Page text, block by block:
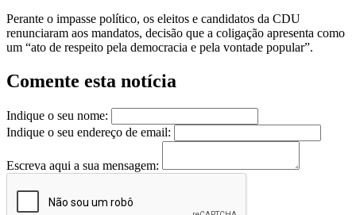
Perante o impasse político, os eleitos e candidatos da CDU
renunciaram aos mandatos, decisão que a coligação apresenta como
um “ato de respeito pela democracia e pela vontade popular”.
Comente esta notícia
Indique o seu nome:
Indique o seu endereço de email:
Escreva aqui a sua mensagem: